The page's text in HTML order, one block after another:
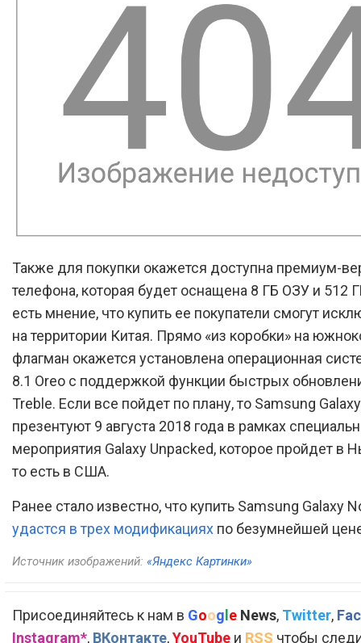
Также для покупки окажется доступна премиум-
телефона, которая будет оснащена 8 ГБ ОЗУ и 512
есть мнение, что купить ее покупатели смогут
на территории Китая. Прямо «из коробки» на
флагман окажется установлена операционная
8.1 Oreo с поддержкой функции быстрых
Treble. Если все пойдет по плану, то Samsung
презентуют 9 августа 2018 года в рамках
мероприятия Galaxy Unpacked, которое пройдет в
то есть в США.
Ранее стало известно, что купить Samsung Galaxy
удастся в трех модификациях по безумнейшей
Источник изображений: «Яндекс Картинки»
Присоединяйтесь к нам в Google News, Twitter,
Instagram*, ВКонтакте,YouTube и RSS чтобы